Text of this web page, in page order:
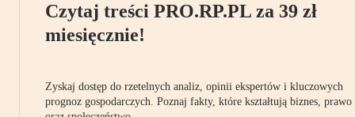
Czytaj treści PRO.RP.PL za 39 zł
miesięcznie!
Zyskaj dostęp do rzetelnych analiz, opinii ekspertów i kluczowych
prognoz gospodarczych. Poznaj fakty, które kształtują biznes, prawo